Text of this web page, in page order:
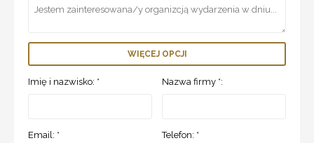
WIĘCEJ OPCJI
Imię i nazwisko: * Nazwa firmy *:
Email: * Telefon: *